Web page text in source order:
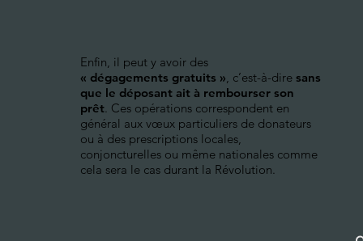
Enfin, il peut y avoir des
« dégagements gratuits », c’est-à-dire sans
que le déposant ait à rembourser son
prêt. Ces opérations correspondent en
général aux vœux particuliers de donateurs
ou à des prescriptions locales,
conjoncturelles ou même nationales comme
cela sera le cas durant la Révolution.